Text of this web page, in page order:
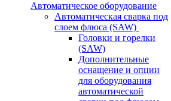
Автоматическое оборудование
Автоматическая сварка под
слоем флюса (SAW)
Головки и горелки
(SAW)
Дополнительные
оснащение и опции
для оборудования
автоматической